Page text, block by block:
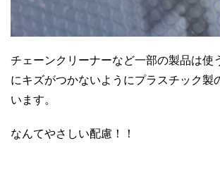
チェーンクリーナーなど一部の製品は使
にキズがつかないようにプラスチック製
います。
なんてやさしい配慮！！